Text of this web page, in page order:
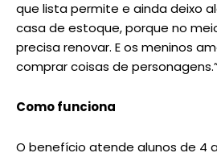
que lista permite e ainda deixo
casa de estoque, porque no
precisa renovar. E os meninos
comprar coisas de
Como funciona
O benefício atende alunos de 4